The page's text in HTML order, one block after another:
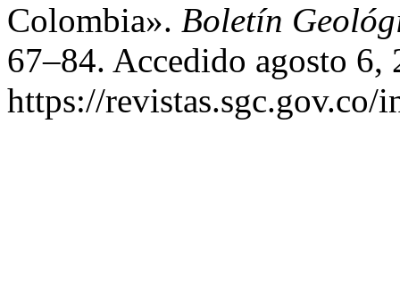
Colombia». Boletín
67–84. Accedido agosto 6,
https://